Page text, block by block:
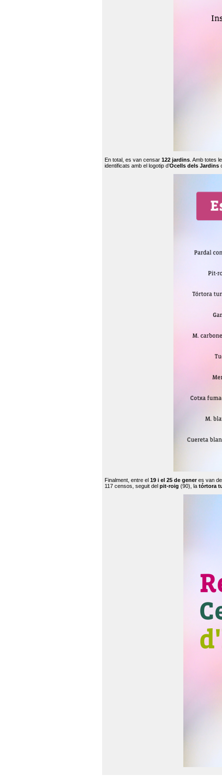
En total, es van censar 122 jardins . Amb totes
identificats amb el logotip d’Ocells dels Jardins
Finalment, entre el 19 i el 25 de generes van
117 censos, seguit del pit-roig (90), la tórtora